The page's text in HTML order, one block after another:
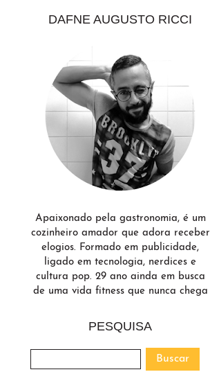
DAFNE AUGUSTO RICCI
Apaixonado pela gastronomia, é um
cozinheiro amador que adora receber
elogios. Formado em publicidade,
ligado em tecnologia, nerdices e
cultura pop. 29 ano ainda em busca
de uma vida fitness que nunca chega
PESQUISA